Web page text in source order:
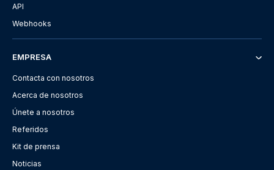
API
Webhooks
EMPRESA
Contacta con nosotros
Acerca de nosotros
Únete a nosotros
Referidos
Kit de prensa
Noticias